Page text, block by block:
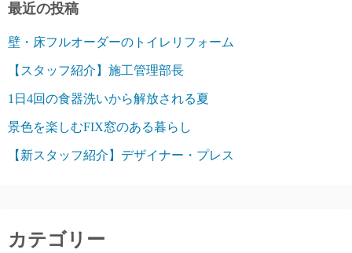
最近の投稿
壁・床フルオーダーのトイレリフォーム
【スタッフ紹介】施工管理部長
1日4回の食器洗いから解放される夏
景色を楽しむFIX窓のある暮らし
【新スタッフ紹介】デザイナー・プレス
カテゴリー